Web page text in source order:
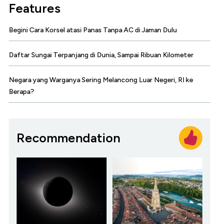
Features
Begini Cara Korsel atasi Panas Tanpa AC di Jaman Dulu
Daftar Sungai Terpanjang di Dunia, Sampai Ribuan Kilometer
Negara yang Warganya Sering Melancong Luar Negeri, RI ke
Berapa?
Recommendation